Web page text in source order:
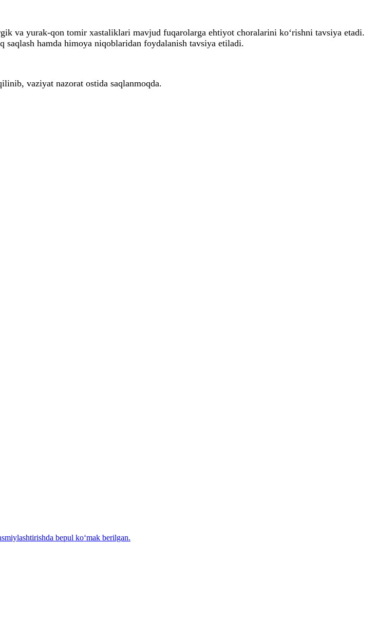
va yurak-qon tomir xastaliklari mavjud fuqarolarga ehtiyot choralarini ko‘rishni tavsiya etadi.
saqlash hamda himoya niqoblaridan foydalanish tavsiya etiladi.
vaziyat nazorat ostida saqlanmoqda.
bepul ko‘mak berilgan.